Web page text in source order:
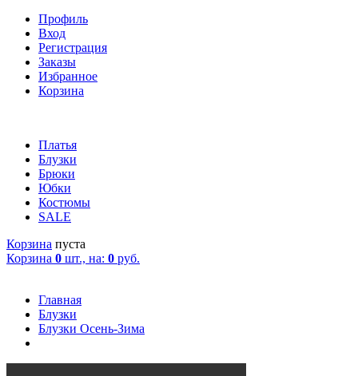
Профиль
Вход
Регистрация
Заказы
Избранное
Корзина
Платья
Блузки
Брюки
Юбки
Костюмы
SALE
Корзина пуста
Корзина 0 шт., на: 0 руб.
Главная
Блузки
Блузки Осень-Зима